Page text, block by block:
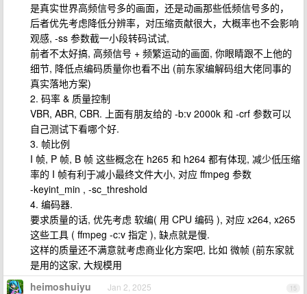
是真实世界高频信号多的画面，还是动画那些低频信号多的，
后者优先考虑降低分辨率，对压缩贡献很大，大概率也不会影响
观感, -ss 参数截一小段转码试试,
前者不太好搞, 高频信号 + 频繁运动的画面, 你眼睛跟不上他的
细节, 降低点编码质量你也看不出 (前东家编解码组大佬同事的
真实落地方案)
2. 码率 & 质量控制
VBR, ABR, CBR. 上面有朋友给的 -b:v 2000k 和 -crf 参数可以
自己测试下看哪个好.
3. 帧比例
I 帧, P 帧, B 帧 这些概念在 h265 和 h264 都有体现, 减少低压缩
率的 I 帧有利于减小最终文件大小, 对应 ffmpeg 参数
-keyint_min , -sc_threshold
4. 编码器.
要求质量的话, 优先考虑 软编( 用 CPU 编码 ), 对应 x264, x265
这些工具 ( ffmpeg -c:v 指定 ), 缺点就是慢.
这样的质量还不满意就考虑商业化方案吧, 比如 微帧 (前东家就
是用的这家, 大规模用
15
heimoshuiyu Jan 2, 2025